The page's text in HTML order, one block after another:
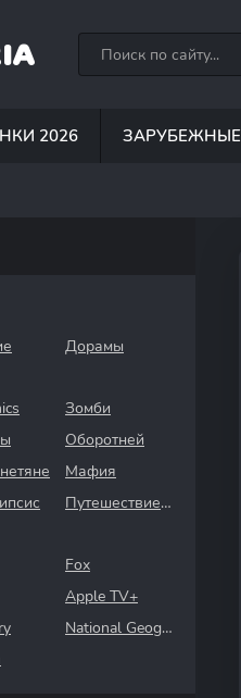
2026 ЗАРУБЕЖНЫЕ
Дорамы
Зомби
Оборотней
Мафия
Путешествие во времени
Fox
Apple TV+
National Geographic